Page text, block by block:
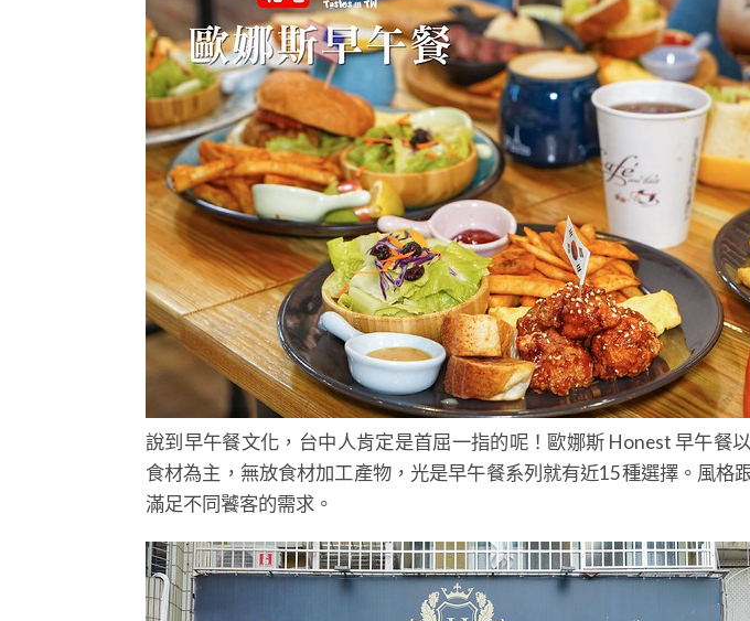
說到早午餐文化，台中人肯定是首屈一指的呢！歐娜斯 Honest 早午餐
食材為主，無放食材加工產物，光是早午餐系列就有近15種選擇。風格
滿足不同饕客的需求。